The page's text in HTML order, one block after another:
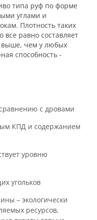
типа руф по форме
углами и
Плотность таких
равно составляет
выше, чем у любых
способность -
с дровами
КПД и содержанием
уровню
угольков
– экологически
ресурсов,